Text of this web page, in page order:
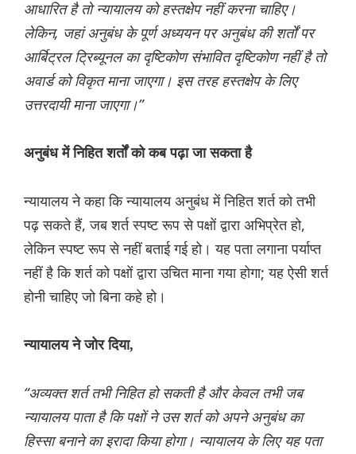
आधारित है तो न्यायालय को हस्तक्षेप नहीं करना चाहिए।
लेकिन, जहां अनुबंध के पूर्ण अध्ययन पर अनुबंध की शर्तों पर
आर्बिट्रल ट्रिब्यूनल का दृष्टिकोण संभावित दृष्टिकोण नहीं है तो
अवार्ड को विकृत माना जाएगा। इस तरह हस्तक्षेप के लिए
उत्तरदायी माना जाएगा।”
अनुबंध में निहित शर्तों को कब पढ़ा जा सकता है
न्यायालय ने कहा कि न्यायालय अनुबंध में निहित शर्त को तभी
पढ़ सकते हैं, जब शर्त स्पष्ट रूप से पक्षों द्वारा अभिप्रेत हो,
लेकिन स्पष्ट रूप से नहीं बताई गई हो। यह पता लगाना पर्याप्त
नहीं है कि शर्त को पक्षों द्वारा उचित माना गया होगा; यह ऐसी शर्त
होनी चाहिए जो बिना कहे हो।
न्यायालय ने जोर दिया,
“अव्यक्त शर्त तभी निहित हो सकती है और केवल तभी जब
न्यायालय पाता है कि पक्षों ने उस शर्त को अपने अनुबंध का
हिस्सा बनाने का इरादा किया होगा। न्यायालय के लिए यह पता